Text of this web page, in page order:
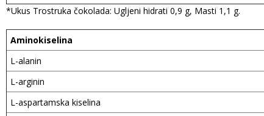
*Ukus Trostruka čokolada: Ugljeni hidrati 0,9 g, Masti 1,1 g.
Aminokiselina
L-alanin
L-arginin
L-aspartamska kiselina